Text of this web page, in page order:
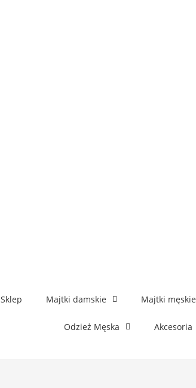
Sklep Majtki damskie Majtki męskie
Odzież Męska Akcesoria